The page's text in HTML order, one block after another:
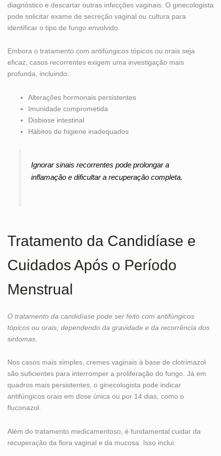
diagnóstico e descartar outras infecções vaginais. O ginecologista
pode solicitar exame de secreção vaginal ou cultura para
identificar o tipo de fungo envolvido.
Embora o tratamento com antifúngicos tópicos ou orais seja
eficaz, casos recorrentes exigem uma investigação mais
profunda, incluindo:
Alterações hormonais persistentes
Imunidade comprometida
Disbiose intestinal
Hábitos de higiene inadequados
Ignorar sinais recorrentes pode prolongar a
inflamação e dificultar a recuperação completa.
Tratamento da Candidíase e
Cuidados Após o Período
Menstrual
O tratamento da candidíase pode ser feito com antifúngicos
tópicos ou orais, dependendo da gravidade e da recorrência dos
sintomas.
Nos casos mais simples, cremes vaginais à base de clotrimazol
são suficientes para interromper a proliferação do fungo. Já em
quadros mais persistentes, o ginecologista pode indicar
antifúngicos orais em dose única ou por 14 dias, como o
fluconazol.
Além do tratamento medicamentoso, é fundamental cuidar da
recuperação da flora vaginal e da mucosa. Isso inclui: